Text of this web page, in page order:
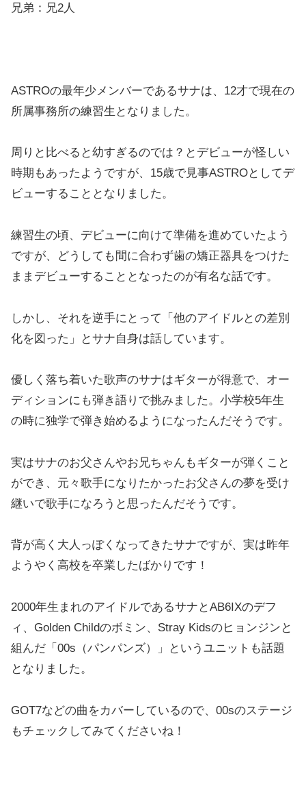
兄弟：兄2人
ASTROの最年少メンバーであるサナは、12才で現在の
所属事務所の練習生となりました。
周りと比べると幼すぎるのでは？とデビューが怪しい
時期もあったようですが、15歳で見事ASTROとしてデ
ビューすることとなりました。
練習生の頃、デビューに向けて準備を進めていたよう
ですが、どうしても間に合わず歯の矯正器具をつけた
ままデビューすることとなったのが有名な話です。
しかし、それを逆手にとって「他のアイドルとの差別
化を図った」とサナ自身は話しています。
優しく落ち着いた歌声のサナはギターが得意で、オー
ディションにも弾き語りで挑みました。小学校5年生
の時に独学で弾き始めるようになったんだそうです。
実はサナのお父さんやお兄ちゃんもギターが弾くこと
ができ、元々歌手になりたかったお父さんの夢を受け
継いで歌手になろうと思ったんだそうです。
背が高く大人っぽくなってきたサナですが、実は昨年
ようやく高校を卒業したばかりです！
2000年生まれのアイドルであるサナとAB6IXのデフ
ィ、Golden Childのボミン、Stray Kidsのヒョンジンと
組んだ「00s（パンパンズ）」というユニットも話題
となりました。
GOT7などの曲をカバーしているので、00sのステージ
もチェックしてみてくださいね！